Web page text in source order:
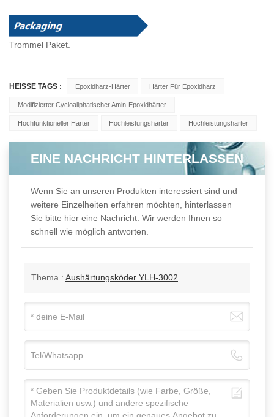
Trommel Paket.
HEISSE TAGS : Epoxidharz-Härter Härter Für Epoxidharz
Modifizierter Cycloaliphatischer Amin-Epoxidhärter
Hochfunktioneller Härter Hochleistungshärter Hochleistungshärter
EINE NACHRICHT HINTERLASSEN
Wenn Sie an unseren Produkten interessiert sind und
weitere Einzelheiten erfahren möchten, hinterlassen
Sie bitte hier eine Nachricht. Wir werden Ihnen so
schnell wie möglich antworten.
Thema : Aushärtungsköder YLH-3002